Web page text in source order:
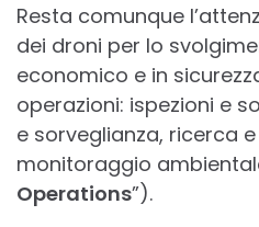
Resta comunque
dei droni per lo
economico e in
operazioni: ispezioni e
e sorveglianza, ricerca
monitoraggio
Operations”).